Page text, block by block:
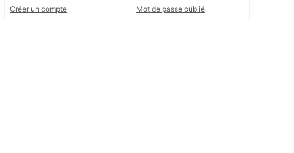
Créer un compte
Mot de passe oublié